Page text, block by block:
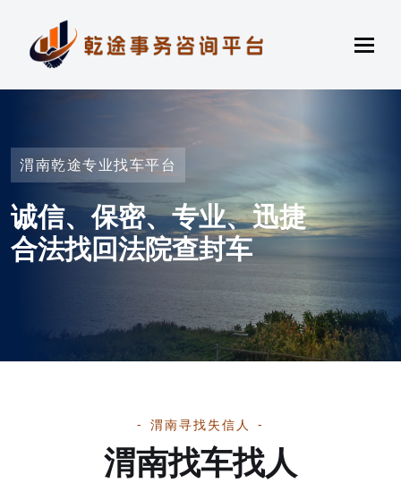
渭南乾途专业找车平台
诚信、保密、专业、迅捷
合法找回法院查封车
渭南寻找失信人
渭南找车找人